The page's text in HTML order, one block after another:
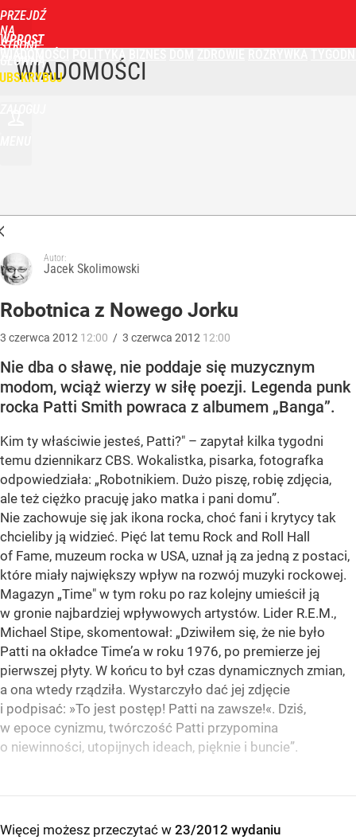
PRZEJDŹ
NA
STRONĘ
GŁÓWNĄ
WPROST
POLITYKA
WIADOMOŚCI
Autor:
Jacek Skolimowski
Robotnica z Nowego Jorku
3 czerwca 2012 12:00 / 3 czerwca 2012 12:00
Nie dba o sławę, nie poddaje się muzycznym
modom, wciąż wierzy w siłę poezji. Legenda punk
rocka Patti Smith powraca z albumem „Banga”.
Kim ty właściwie jesteś, Patti?" – zapytał kilka tygodni
temu dziennikarz CBS. Wokalistka, pisarka, fotografka
odpowiedziała: „Robotnikiem. Dużo piszę, robię zdjęcia,
ale też ciężko pracuję jako matka i pani domu”.
Nie zachowuje się jak ikona rocka, choć fani i krytycy tak
chcieliby ją widzieć. Pięć lat temu Rock and Roll Hall
of Fame, muzeum rocka w USA, uznał ją za jedną z postaci,
które miały największy wpływ na rozwój muzyki rockowej.
Magazyn „Time" w tym roku po raz kolejny umieścił ją
w gronie najbardziej wpływowych artystów. Lider R.E.M.,
Michael Stipe, skomentował: „Dziwiłem się, że nie było
Patti na okładce Time’a w roku 1976, po premierze jej
pierwszej płyty. W końcu to był czas dynamicznych zmian,
a ona wtedy rządziła. Wystarczyło dać jej zdjęcie
i podpisać: »To jest postęp! Patti na zawsze!«. Dziś,
w epoce cynizmu, twórczość Patti przypomina
o niewinności, utopijnych ideach, pięknie i buncie”.
Więcej możesz przeczytać w 23/2012 wydaniu